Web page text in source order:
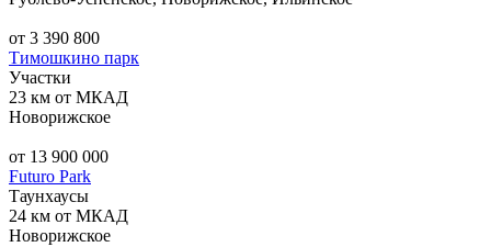
от 3 390 800
Тимошкино парк
Участки
23 км от МКАД
Новорижское
от 13 900 000
Futuro Park
Таунхаусы
24 км от МКАД
Новорижское